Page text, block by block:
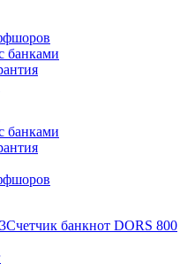
банками
банками
Счетчик банкнот DORS 800